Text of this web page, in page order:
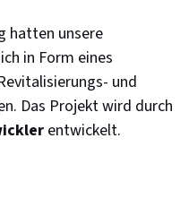
hatten unsere
in Form eines
und
Das Projekt wird durch
entwickelt.